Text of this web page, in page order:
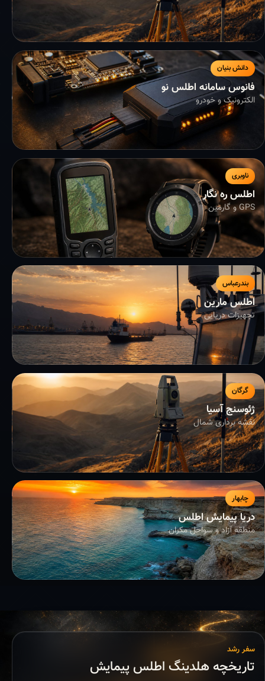
دانش بنیان
فانوس سامانه اطلس نو
الکترونیک و خودرو
ناوبری
اطلس ره نگار
GPS و گارمین
بندرعباس
اطلس مارین
تجهیزات دریایی
گرگان
ژئوسنج آسیا
نقشه برداری شمال
چابهار
دریا پیمایش اطلس
منطقه آزاد و سواحل مکران
سفر رشد
تاریخچه هلدینگ اطلس پیمایش